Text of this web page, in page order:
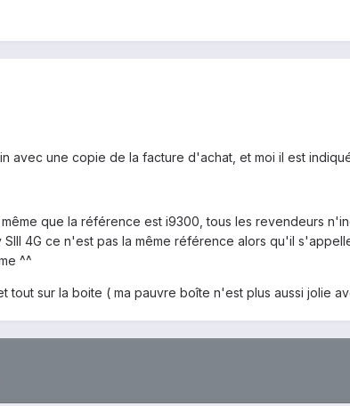
avec une copie de la facture d'achat, et moi il est
que la référence est i9300, tous les revendeurs
4G ce n'est pas la même référence alors qu'il
^^
sur la boite ( ma pauvre boîte n'est plus aussi jolie